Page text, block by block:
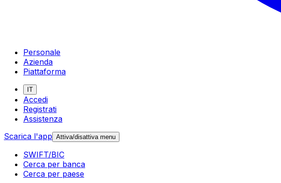
Personale
Azienda
Piattaforma
IT
Accedi
Registrati
Assistenza
Scarica l'app Attiva/disattiva menu
SWIFT/BIC
Cerca per banca
Cerca per paese